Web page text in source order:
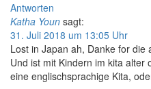
Antworten
Katha Youn sagt:
31. Juli 2018 um 13:05 Uhr
Lost in Japan ah, Danke for die
Und ist mit Kindern im kita alter
eine englischsprachige Kita,